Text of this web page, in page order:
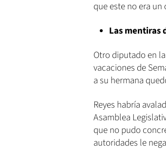
que este no era
Las mentiras
Otro diputado en
vacaciones de
a su hermana
Reyes habría
Asamblea
que no pudo
autoridades le